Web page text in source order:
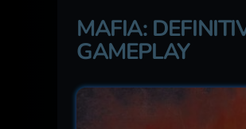
MAFIA:
GAMEPLAY